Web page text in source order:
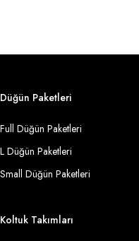
Düğün Paketleri
Full Düğün Paketleri
L Düğün Paketleri
Small Düğün Paketleri
Koltuk Takımları